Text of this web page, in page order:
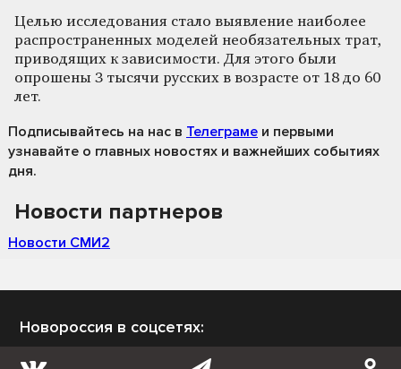
Целью исследования стало выявление наиболее
распространенных моделей необязательных трат,
приводящих к зависимости. Для этого были
опрошены 3 тысячи русских в возрасте от 18 до 60
лет.
Подписывайтесь на нас в Телеграме и первыми
узнавайте о главных новостях и важнейших событиях
дня.
Новости партнеров
Новости СМИ2
Новороссия в соцсетях: